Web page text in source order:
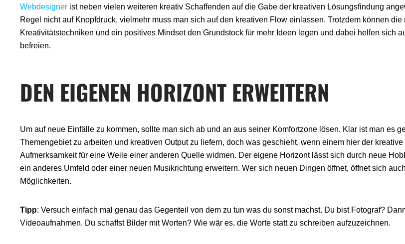
Webdesigner ist neben vielen weiteren kreativ Schaffenden auf die Gabe der kreativen Lösungsfindung
Regel nicht auf Knopfdruck, vielmehr muss man sich auf den kreativen Flow einlassen. Trotzdem können die
Kreativitätstechniken und ein positives Mindset den Grundstock für mehr Ideen legen und dabei helfen sich
befreien.
DEN EIGENEN HORIZONT ERWEITERN
Um auf neue Einfälle zu kommen, sollte man sich ab und an aus seiner Komfortzone lösen. Klar ist man es
Themengebiet zu arbeiten und kreativen Output zu liefern, doch was geschieht, wenn einem hier der
Aufmerksamkeit für eine Weile einer anderen Quelle widmen. Der eigene Horizont lässt sich durch neue
ein anderes Umfeld oder einer neuen Musikrichtung erweitern. Wer sich neuen Dingen öffnet, öffnet sich
Möglichkeiten.
Tipp: Versuch einfach mal genau das Gegenteil von dem zu tun was du sonst machst. Du bist Fotograf?
Videoaufnahmen. Du schaffst Bilder mit Worten? Wie wär es, die Worte statt zu schreiben aufzuzeichnen.